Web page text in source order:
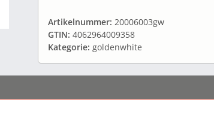
Artikelnummer: 20006003gw
GTIN: 4062964009358
Kategorie: goldenwhite